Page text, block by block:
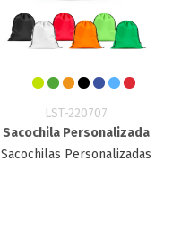
LST-220707
Sacochila Personalizada
Sacochilas Personalizadas